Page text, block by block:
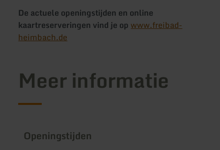
De actuele openingstijden en online
kaartreserveringen vind je op www.freibad-
heimbach.de
Meer informatie
Openingstijden